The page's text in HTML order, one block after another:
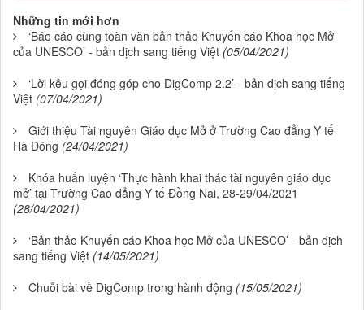
Những tin mới hơn
‘Báo cáo cùng toàn văn bản thảo Khuyến cáo Khoa học Mở
của UNESCO’ - bản dịch sang tiếng Việt (05/04/2021)
‘Lời kêu gọi đóng góp cho DigComp 2.2’ - bản dịch sang tiếng
Việt (07/04/2021)
Giới thiệu Tài nguyên Giáo dục Mở ở Trường Cao đẳng Y tế
Hà Đông (24/04/2021)
Khóa huấn luyện ‘Thực hành khai thác tài nguyên giáo dục
mở’ tại Trường Cao đẳng Y tế Đồng Nai, 28-29/04/2021
(28/04/2021)
‘Bản thảo Khuyến cáo Khoa học Mở của UNESCO’ - bản dịch
sang tiếng Việt (14/05/2021)
Chuỗi bài về DigComp trong hành động (15/05/2021)